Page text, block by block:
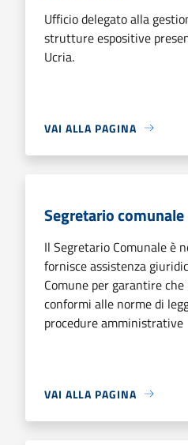
Ufficio delegato alla
strutture espositive
Ucria.
VAI ALLA PAGINA
Segretario comunale
Il Segretario Comunale è
fornisce assistenza
Comune per garantire
conformi alle norme di
procedure amministrative
VAI ALLA PAGINA